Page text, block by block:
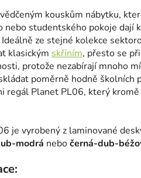
kouskům nábytku,
nebo studentského pokoje dají
Ideálně ze stejné kolekce
klasickým skříním, přesto se
protože nezabírají mnoho
poměrně hodně
regál Planet PL06, který
je vyrobený z laminované
modrá nebočerná-dub-